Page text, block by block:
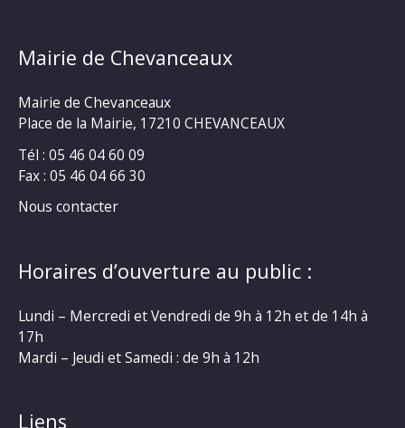
Mairie de Chevanceaux
Mairie de Chevanceaux
Place de la Mairie, 17210 CHEVANCEAUX
Tél : 05 46 04 60 09
Fax : 05 46 04 66 30
Nous contacter
Horaires d’ouverture au public :
Lundi – Mercredi et Vendredi de 9h à 12h et de 14h à
17h
Mardi – Jeudi et Samedi : de 9h à 12h
Liens